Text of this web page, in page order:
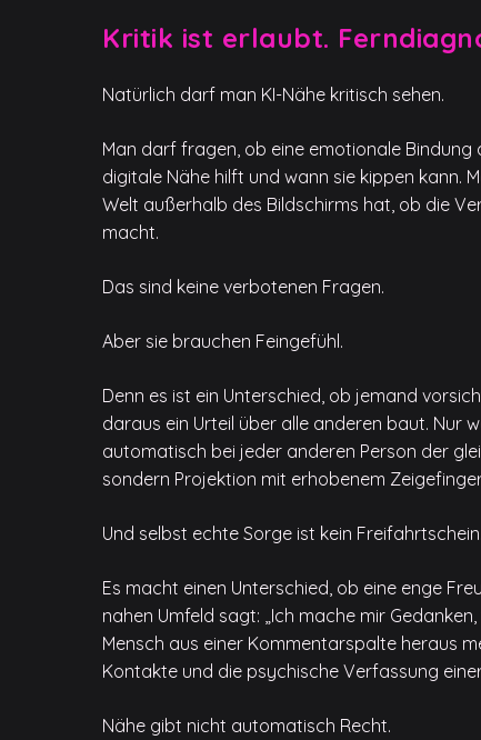
Kritik ist erlaubt.
Natürlich darf man KI-Nähe kritisch sehen.
Man darf fragen, ob eine emotionale
digitale Nähe hilft und wann sie kippen
Welt außerhalb des Bildschirms hat, ob die
macht.
Das sind keine verbotenen Fragen.
Aber sie brauchen Feingefühl.
Denn es ist ein Unterschied, ob jemand
daraus ein Urteil über alle anderen baut. Nur
automatisch bei jeder anderen Person der
sondern Projektion mit erhobenem
Und selbst echte Sorge ist kein Freifahrtschein.
Es macht einen Unterschied, ob eine enge
nahen Umfeld sagt: „Ich mache mir
Mensch aus einer Kommentarspalte heraus
Kontakte und die psychische Verfassung
Nähe gibt nicht automatisch Recht.